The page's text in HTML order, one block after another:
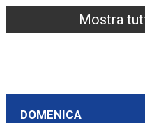
Mostra
DOMENICA